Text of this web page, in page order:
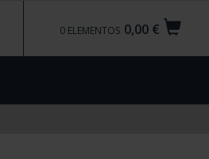
0,00 €
0 ELEMENTOS